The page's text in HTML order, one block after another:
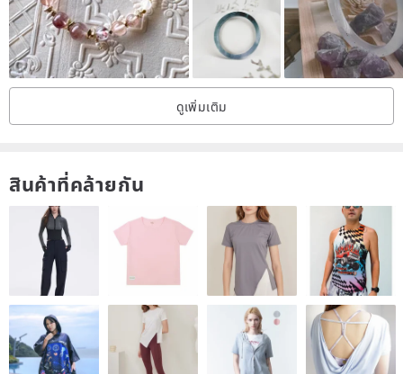
of approximately 16 - 17 cm.
Adventurers, please measure your wrist size and determine the
required length before acquiring your gear.
Each piece includes 2-3 extra links for minor adjustments.
* Limited Magatama Soul - Heart Chakra · Glazed Agate
Glazed agate is a vibrant green agate gemstone, aligning with the
heart chakra, governing health, emotions, and inner feelings. With
the blessings of green color energy, adventurers will enhance their
vitality, invigorating every part of the body, and balancing blood
circulation and metabolism. It is suitable for those who are frail or
recovering from illness, and also effective in preventing the
ดูเพิ่มเติม
สินค้าที่คล้ายกัน